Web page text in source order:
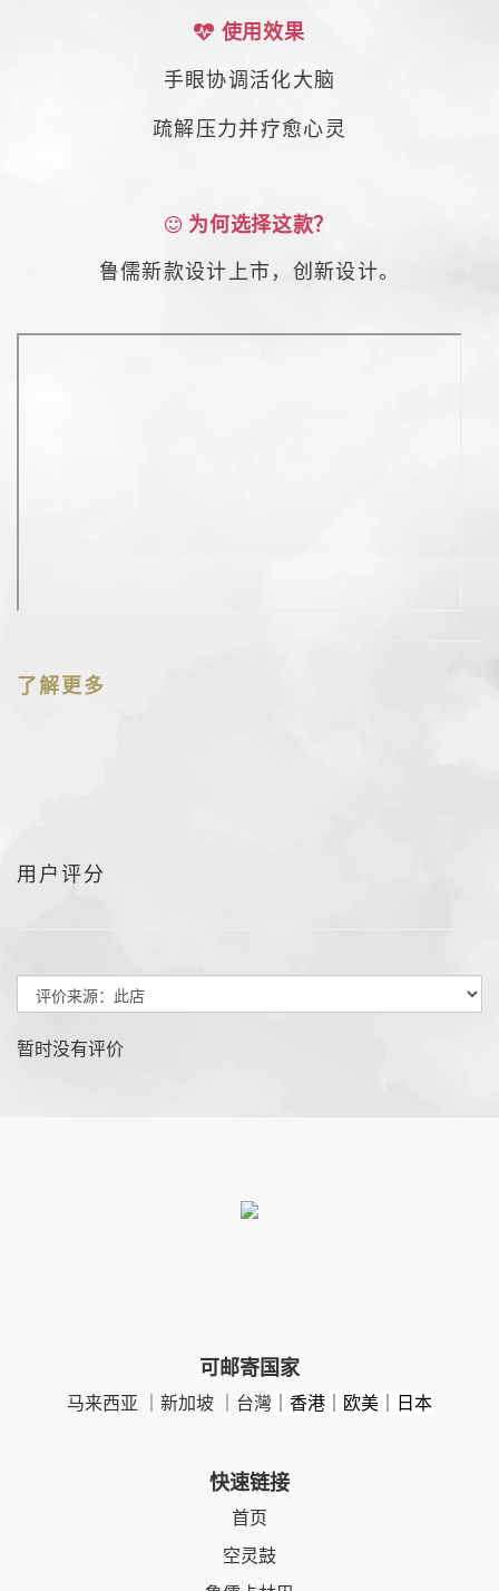
使用效果
手眼协调活化大脑
疏解压力并疗愈心灵
为何选择这款？
鲁儒新款设计上市，创新设计。
了解更多
用户评分
暂时没有评价
可邮寄国家
马来西亚 ｜新加坡 ｜台灣 ｜香港｜欧美｜日本
快速链接
首页
空灵鼓